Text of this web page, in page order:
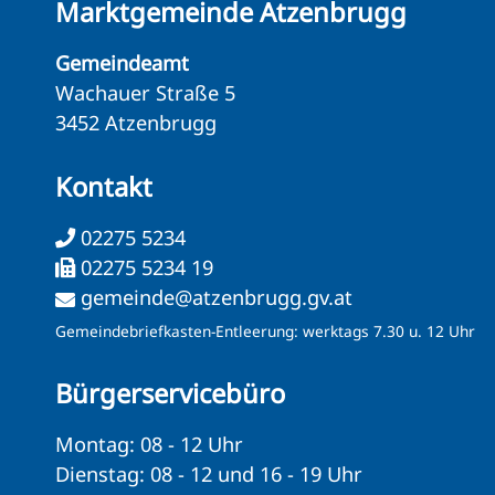
Marktgemeinde Atzenbrugg
Gemeindeamt
Wachauer Straße 5
3452 Atzenbrugg
Kontakt
02275 5234
02275 5234 19
gemeinde@atzenbrugg.gv.at
Gemeindebriefkasten-Entleerung: werktags 7.30 u. 12 Uhr
Bürgerservicebüro
Montag: 08 - 12 Uhr
Dienstag: 08 - 12 und 16 - 19 Uhr